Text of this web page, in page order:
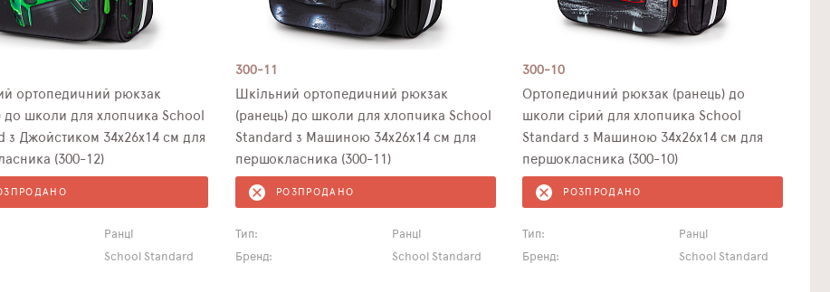
ортопедичний рюкзак
до школи для хлопчика School
34х26х14 см для
(300-12)
Ранці
School Standard
300-11
Шкільний ортопедичний рюкзак
(ранець) до школи для хлопчика School
Standard з Машиною 34х26х14 см для
першокласника (300-11)
РОЗПРОДАНО
Тип:
Ранці
Бренд:
School Standard
300-10
Ортопедичний рюкзак (ранець) до
школи сірий для хлопчика School
Standard з Машиною 34х26х14 см для
першокласника (300-10)
РОЗПРОДАНО
Тип:
Ранці
Бренд:
School Standard